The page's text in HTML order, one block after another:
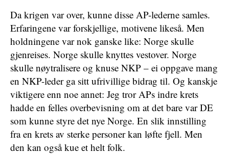
Da krigen var over, kunne disse AP-lederne samles.
Erfaringene var forskjellige, motivene likeså. Men
holdningene var nok ganske like: Norge skulle
gjenreises. Norge skulle knyttes vestover. Norge
skulle nøytralisere og knuse NKP – ei oppgave mang
en NKP-leder ga sitt ufrivillige bidrag til. Og kanskje
viktigere enn noe annet: Jeg tror APs indre krets
hadde en felles overbevisning om at det bare var DE
som kunne styre det nye Norge. En slik innstilling
fra en krets av sterke personer kan løfte fjell. Men
den kan også kue et helt folk.